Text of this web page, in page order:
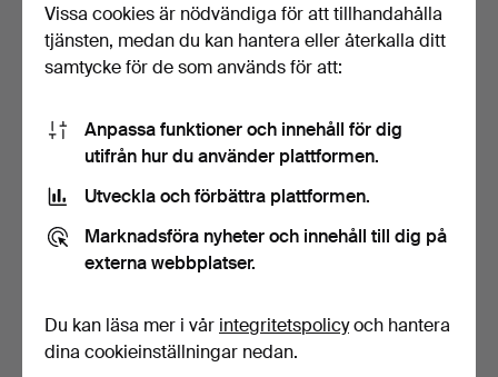
UPPSÄTTNING
GÄNGVERKTYG OCH
KARTFÖRSTORING…
2 dagar
Värdering
Utvalt
föremål
REPLOGLE WORLD
GLOB.
6 dagar
Bevaka sökning
Vissa cookies är nödvändiga för att tillhandahålla
tjänsten, medan du kan hantera eller återkalla ditt
samtycke för de som används för att:
Anpassa funktioner och innehåll för dig
utifrån hur du använder plattformen.
Utveckla och förbättra plattformen.
Marknadsföra nyheter och innehåll till dig på
externa webbplatser.
Du kan läsa mer i vår integritetspolicyoch hantera
dina cookieinställningar nedan.